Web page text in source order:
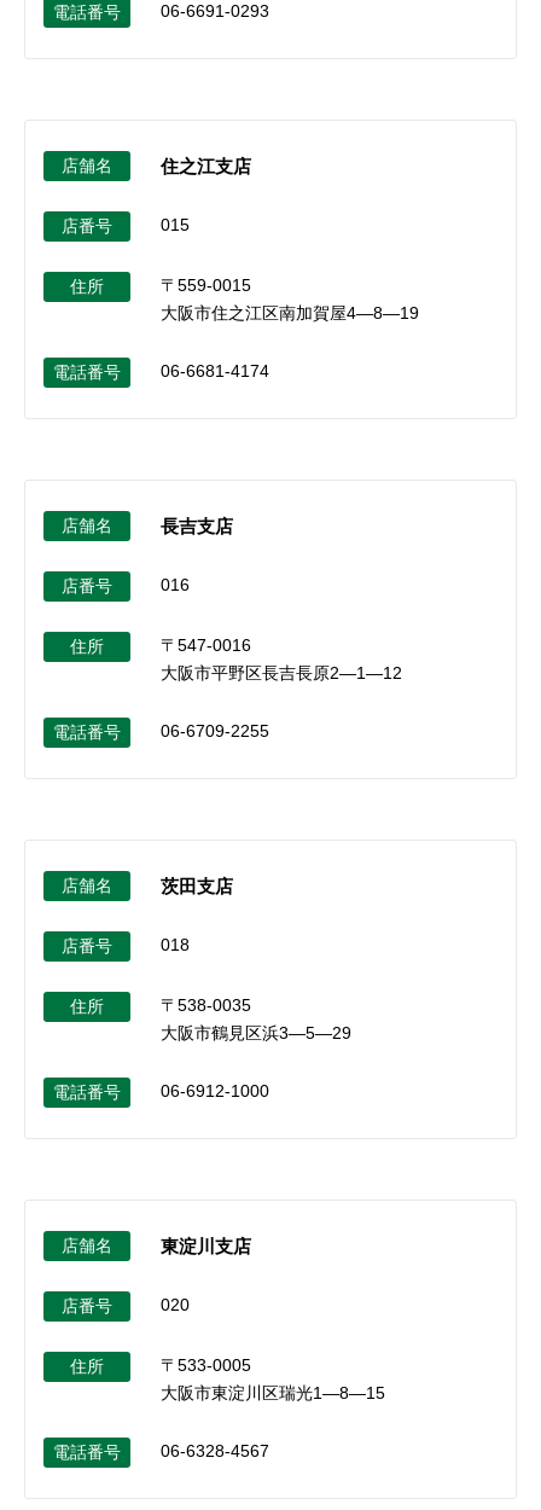
電話番号 06-6691-0293
店舗名 住之江支店
店番号 015
住所
〒559-0015
大阪市住之江区南加賀屋4―8―19
電話番号 06-6681-4174
店舗名 長吉支店
店番号 016
住所
〒547-0016
大阪市平野区長吉長原2―1―12
電話番号 06-6709-2255
店舗名 茨田支店
店番号 018
住所
〒538-0035
大阪市鶴見区浜3―5―29
電話番号 06-6912-1000
店舗名 東淀川支店
店番号 020
住所
〒533-0005
大阪市東淀川区瑞光1―8―15
電話番号 06-6328-4567